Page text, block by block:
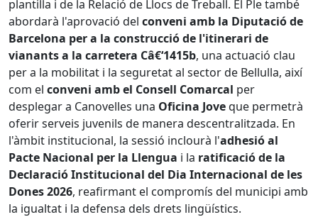
plantilla i de la Relació de Llocs de Treball. El Ple també
abordarà l'aprovació del conveni amb la Diputació de
Barcelona per a la construcció de l'itinerari de
vianants a la carretera Câ€‘1415b, una actuació clau
per a la mobilitat i la seguretat al sector de Bellulla, així
com el conveni amb el Consell Comarcal per
desplegar a Canovelles una Oficina Joveque permetrà
oferir serveis juvenils de manera descentralitzada. En
l'àmbit institucional, la sessió inclourà l'adhesió al
Pacte Nacional per la Llengua i la ratificació de la
Declaració Institucional del Dia Internacional de les
Dones 2026, reafirmant el compromís del municipi amb
la igualtat i la defensa dels drets lingüístics.